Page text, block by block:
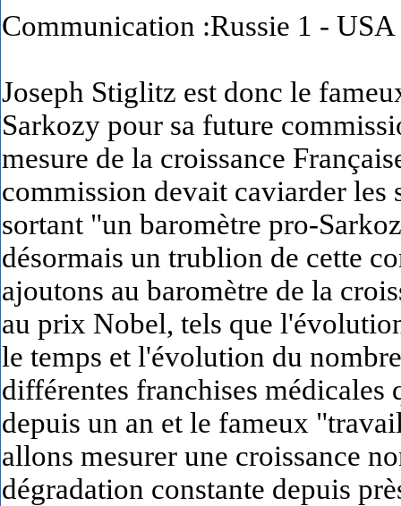
Communication :Russie 1 - USA
Joseph Stiglitz est donc le
Sarkozy pour sa future
mesure de la croissance
commission devait caviarder les
sortant "un baromètre pro-
désormais un trublion de cette
ajoutons au baromètre de la
au prix Nobel, tels que
le temps et l'évolution du
différentes franchises
depuis un an et le fameux
allons mesurer une croissance
dégradation constante depuis